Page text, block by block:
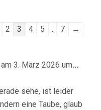
2 3 4 5 ... 7
→
3. März 2026 um
sehe, ist leider
eine Taube, glaub
...